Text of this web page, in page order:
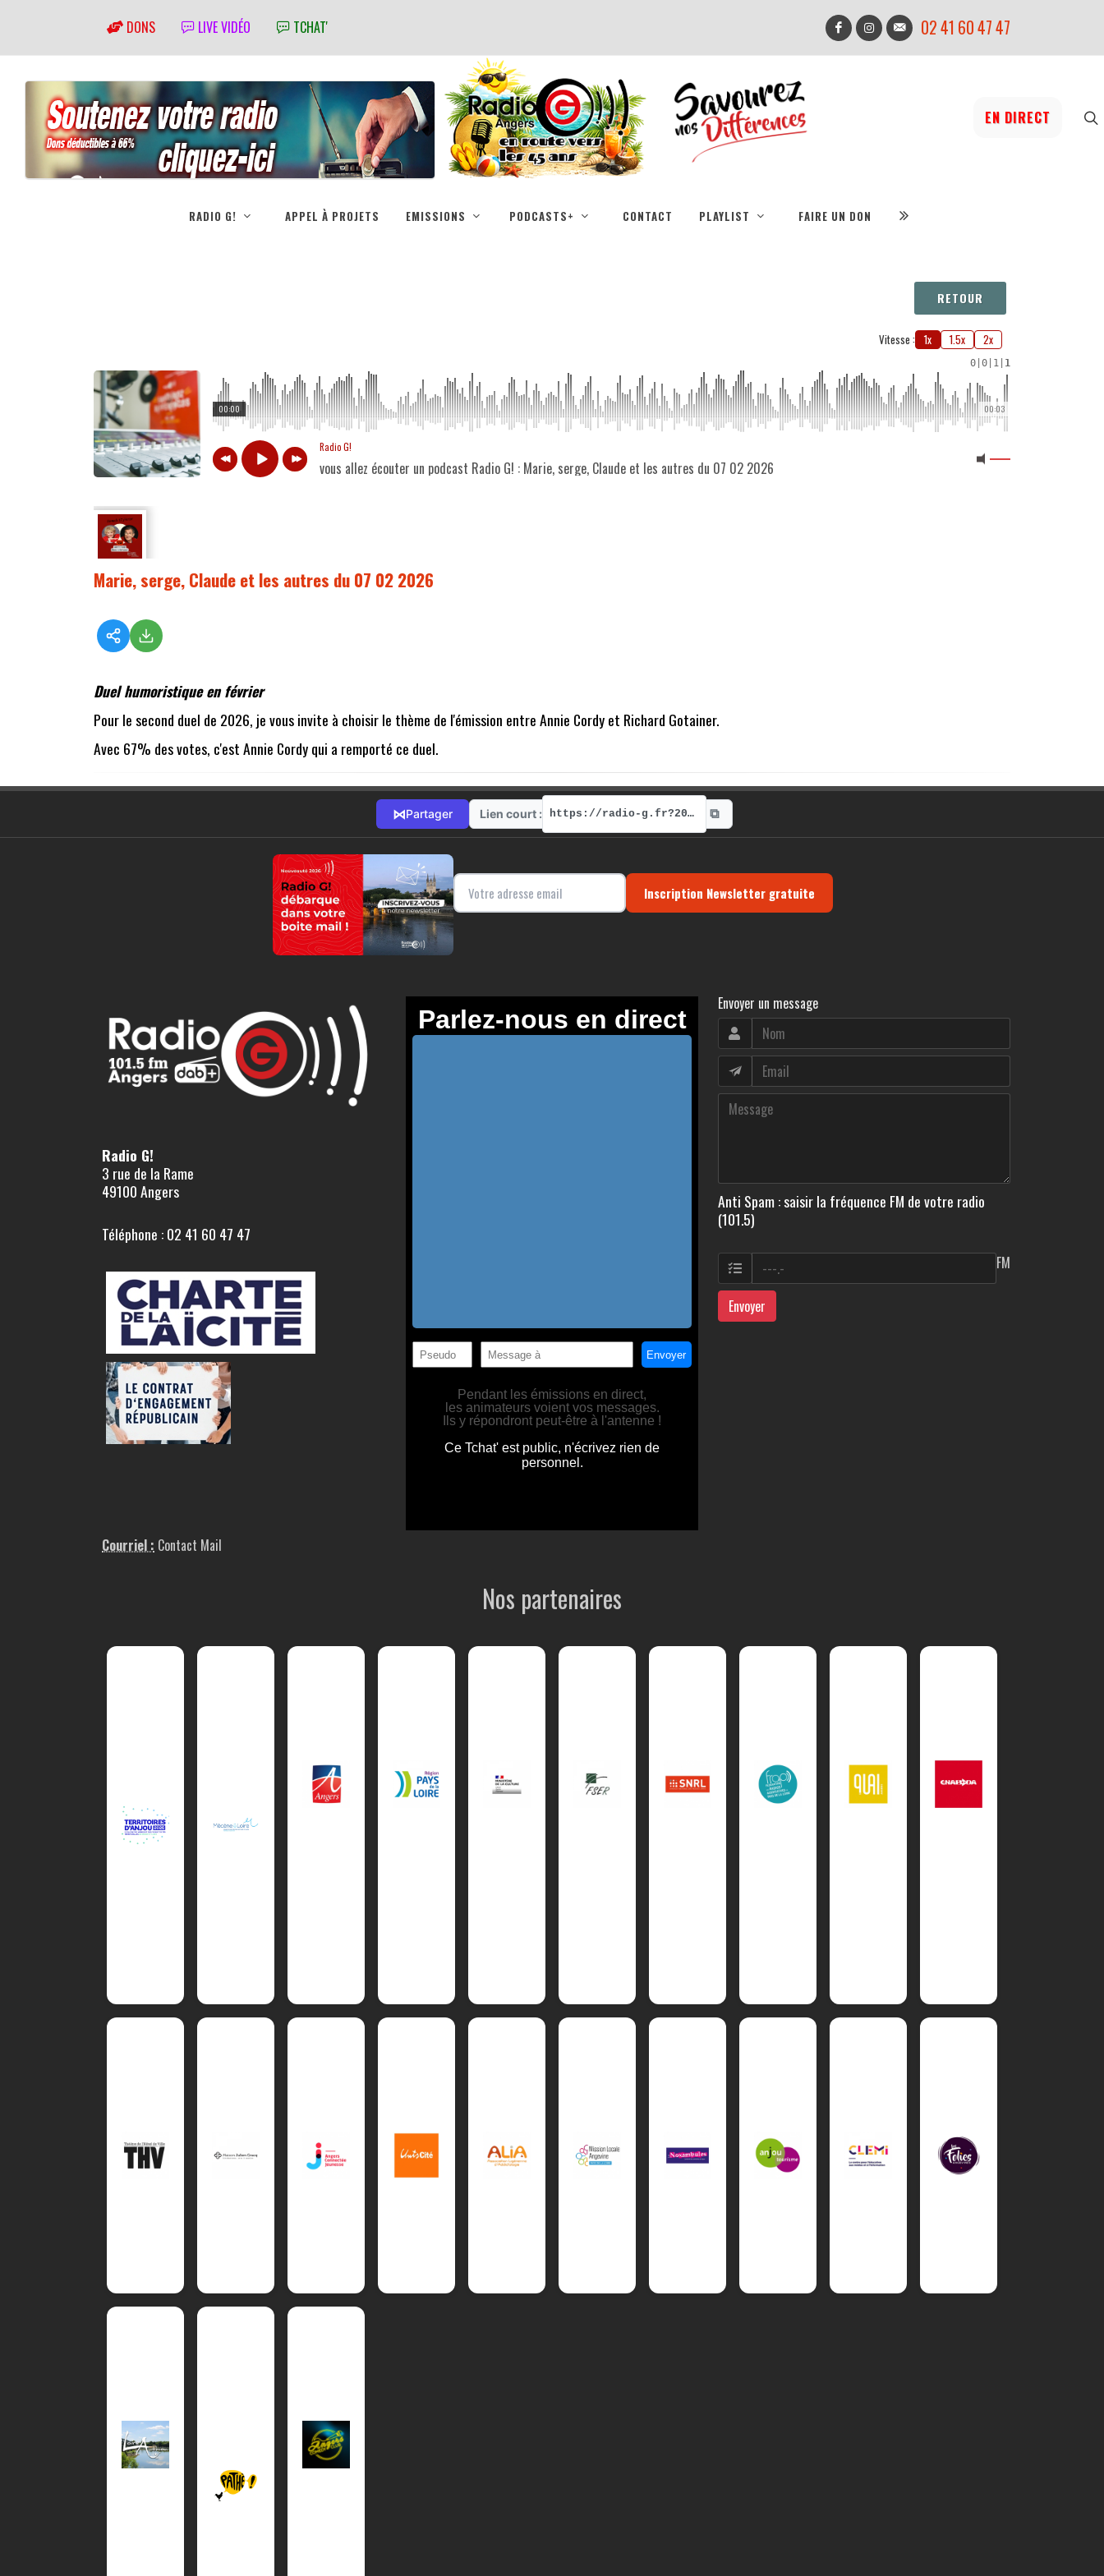
DONS LIVE VIDÉO TCHAT' 02 41 60 47 47
EN DIRECT
RADIO G! APPEL À PROJETS EMISSIONS PODCASTS+ CONTACT PLAYLIST FAIRE UN DON
RETOUR
Vitesse : 1x 1.5x 2x
0 0 1 1
00:03
00:00
Radio G!
vous allez écouter un podcast Radio G! : Marie, serge, Claude et les autres du 07 02 2026
Marie, serge, Claude et les autres du 07 02 2026
Duel humoristique en février
Pour le second duel de 2026, je vous invite à choisir le thème de l'émission entre Annie Cordy et Richard Gotainer.
Avec 67% des votes, c'est Annie Cordy qui a remporté ce duel.
⋈Partager Lien court : https://radio-g.fr?20707 ⧉
Inscription Newsletter gratuite
Radio G!
3 rue de la Rame
49100 Angers
Téléphone : 02 41 60 47 47
Courriel : Contact Mail
Envoyer un message
Anti Spam : saisir la fréquence FM de votre radio
(101.5)
FM
Envoyer
Nos partenaires